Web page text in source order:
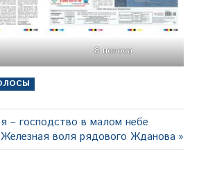
8 полоса
– господство в малом небе
Следующая
запись:
Железная воля рядового Жданова